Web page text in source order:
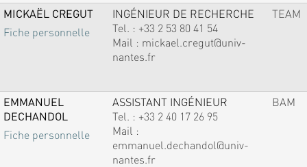
MICKAËL CREGUT
Fiche personnelle
INGÉNIEUR DE RECHERCHE
Tel. : +33 2 53 80 41 54
Mail : mickael.cregut@univ-
nantes.fr
TEAM
EMMANUEL
DECHANDOL
Fiche personnelle
ASSISTANT INGÉNIEUR
Tel. : +33 2 40 17 26 95
Mail :
emmanuel.dechandol@univ-
nantes.fr
BAM